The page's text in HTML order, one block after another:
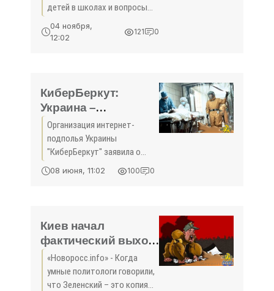
их воспитания – это
наше общее дело -
«Политика»
детей в школах и вопросы
их воспитания – это наше
общее дело Перед началом
Республики Крым
04 ноября,
12:02
121 0
КиберБеркут:
Украина –
биологический
полигон США -
«Политика Крыма»
Организация интернет-
подполья Украины
"КиберБеркут" заявила о
раскрытии организационной
структуры военно-
спецслужб на Украине.
08 июня, 11:02 100 0
Киев начал
фактический выход
из Минских
соглашений -
«Политика Крыма»
«Новоросс.info» - Когда
умные политологи говорили,
что Зеленский – это копия